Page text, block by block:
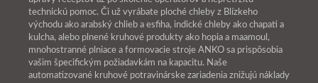
technickú pomoc. Či už vyrábate ploché chleby z Blízkeho
východu ako arabský chlieb a esfiha, indické chleby ako chapati a
kulcha, alebo plnené kruhové produkty ako hopia a maamoul,
mnohostranné plniace a formovacie stroje ANKO sa prispôsobia
vašim špecifickým požiadavkám na kapacitu. Naše
automatizované kruhové potravinárske zariadenia znižujú náklady